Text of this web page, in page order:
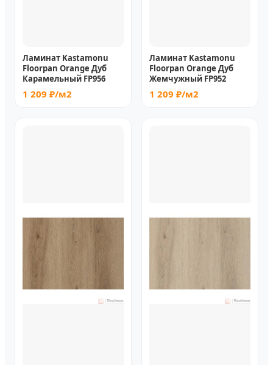
Ламинат Kastamonu
Floorpan Orange Дуб
Карамельный FP956
1 209 ₽/м2
Ламинат Kastamonu
Floorpan Orange Дуб
Жемчужный FP952
1 209 ₽/м2